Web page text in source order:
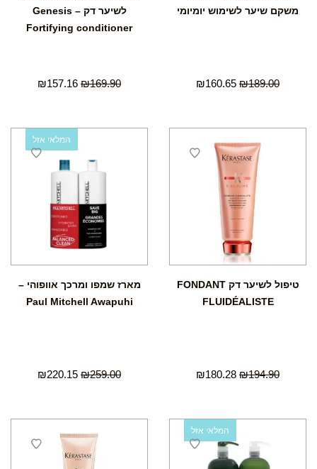
משקם שיער לשימוש יומיומי
₪189.00
₪160.65
לשיער דק – Genesis
Fortifying conditioner
₪169.90
₪157.16
טיפול לשיער דק FONDANT
FLUIDÉALISTE
₪194.90
₪180.28
המלאי אזל
מארז שמפו ומרכך אוופוהי –
Paul Mitchell Awapuhi
₪259.00
₪220.15
המלאי אזל